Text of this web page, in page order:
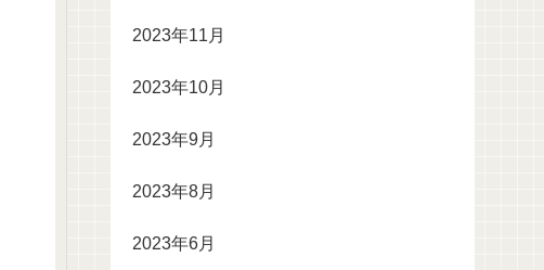
2023年11月
2023年10月
2023年9月
2023年8月
2023年6月